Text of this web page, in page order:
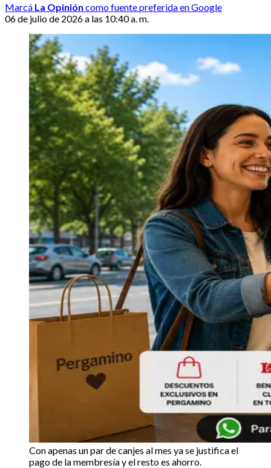
Marcá La Opinión como fuente preferida en Google
06 de julio de 2026 a las 10:40 a. m.
Con apenas un par de canjes al mes ya se justifica el
pago de la membresía y el resto es ahorro.